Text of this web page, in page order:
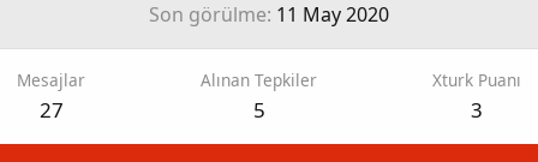
Son görülme 11 May 2020
Mesajlar
27
Alınan Tepkiler
5
Xturk Puanı
3